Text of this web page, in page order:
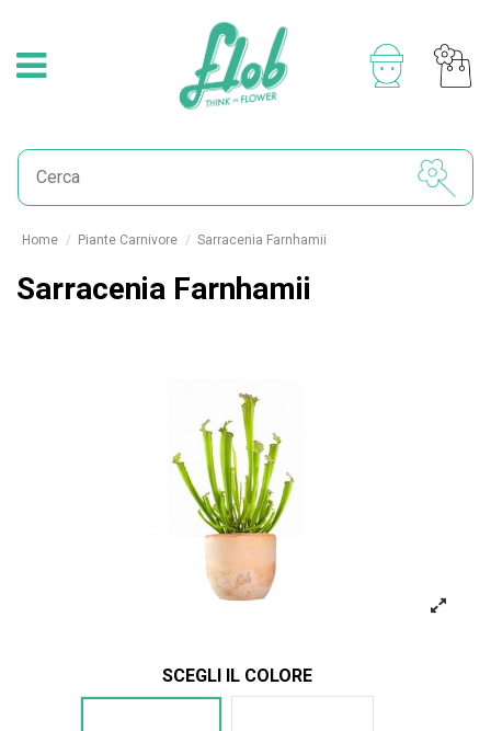
Home Piante Carnivore Sarracenia Farnhamii
Sarracenia Farnhamii
SCEGLI IL COLORE